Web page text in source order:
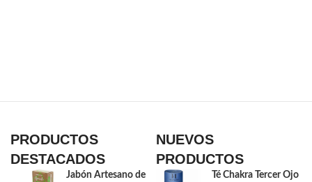
PRODUCTOS
DESTACADOS
Jabón Artesano de
NUEVOS
PRODUCTOS
Té Chakra Tercer Ojo